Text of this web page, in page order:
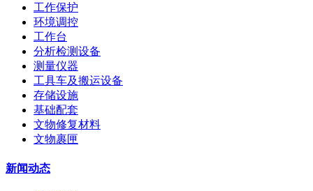
工作保护
环境调控
工作台
分析检测设备
测量仪器
工具车及搬运设备
存储设施
基础配套
文物修复材料
文物裹匣
新闻动态